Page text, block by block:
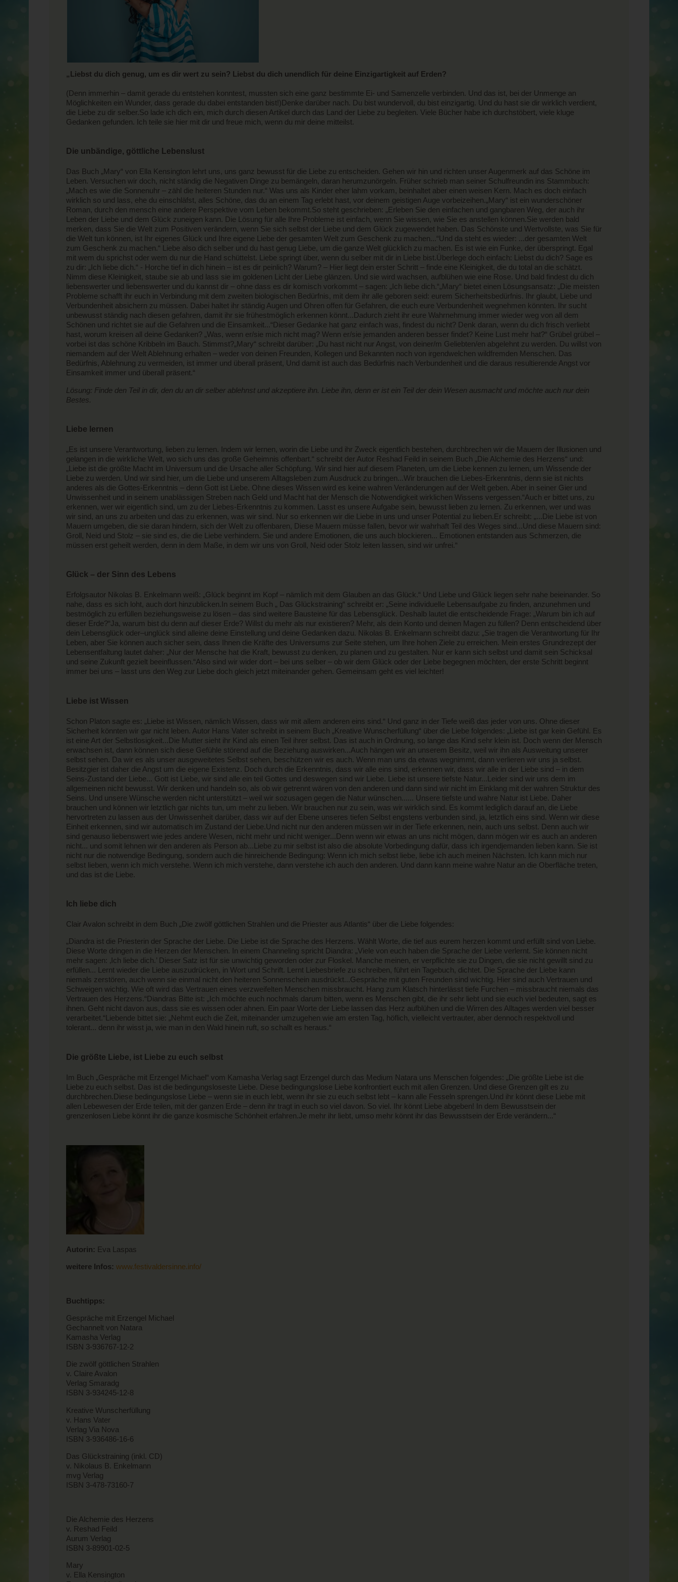
„Liebst du dich genug, um es dir wert zu sein? Liebst du dich unendlich für deine Einzigartigkeit auf Erden?
(Denn immerhin – damit gerade du entstehen konntest, mussten sich eine ganz bestimmte Ei- und Samenzelle verbinden. Und das ist, bei der Unmenge an
Möglichkeiten ein Wunder, dass gerade du dabei entstanden bist!)Denke darüber nach. Du bist wundervoll, du bist einzigartig. Und du hast sie dir wirklich verdient,
die Liebe zu dir selber.So lade ich dich ein, mich durch diesen Artikel durch das Land der Liebe zu begleiten. Viele Bücher habe ich durchstöbert, viele kluge
Gedanken gefunden. Ich teile sie hier mit dir und freue mich, wenn du mir deine mitteilst.
Die unbändige, göttliche Lebenslust
Das Buch „Mary“ von Ella Kensington lehrt uns, uns ganz bewusst für die Liebe zu entscheiden. Gehen wir hin und richten unser Augenmerk auf das Schöne im
Leben. Versuchen wir doch, nicht ständig die Negativen Dinge zu bemängeln, daran herumzunörgeln. Früher schrieb man seiner Schulfreundin ins Stammbuch:
„Mach es wie die Sonnenuhr – zähl die heiteren Stunden nur.“ Was uns als Kinder eher lahm vorkam, beinhaltet aber einen weisen Kern. Mach es doch einfach
wirklich so und lass, ehe du einschläfst, alles Schöne, das du an einem Tag erlebt hast, vor deinem geistigen Auge vorbeizeihen.„Mary“ ist ein wunderschöner
Roman, durch den mensch eine andere Perspektive vom Leben bekommt.So steht geschrieben: „Erleben Sie den einfachen und gangbaren Weg, der auch ihr
Leben der Liebe und dem Glück zuneigen kann. Die Lösung für alle Ihre Probleme ist einfach, wenn Sie wissen, wie Sie es anstellen können.Sie werden bald
merken, dass Sie die Welt zum Positiven verändern, wenn Sie sich selbst der Liebe und dem Glück zugewendet haben. Das Schönste und Wertvollste, was Sie für
die Welt tun können, ist Ihr eigenes Glück und Ihre eigene Liebe der gesamten Welt zum Geschenk zu machen...“Und da steht es wieder: ...der gesamten Welt
zum Geschenk zu machen.“ Liebe also dich selber und du hast genug Liebe, um die ganze Welt glücklich zu machen. Es ist wie ein Funke, der überspringt. Egal
mit wem du sprichst oder wem du nur die Hand schüttelst. Liebe springt über, wenn du selber mit dir in Liebe bist.Überlege doch einfach: Liebst du dich? Sage es
zu dir: „Ich liebe dich.“ - Horche tief in dich hinein – ist es dir peinlich? Warum? – Hier liegt dein erster Schritt – finde eine Kleinigkeit, die du total an die schätzt.
Nimm diese Kleinigkeit, staube sie ab und lass sie im goldenen Licht der Liebe glänzen. Und sie wird wachsen, aufblühen wie eine Rose. Und bald findest du dich
liebenswerter und liebenswerter und du kannst dir – ohne dass es dir komisch vorkommt – sagen: „Ich liebe dich.“„Mary“ bietet einen Lösungsansatz: „Die meisten
Probleme schafft ihr euch in Verbindung mit dem zweiten biologischen Bedürfnis, mit dem ihr alle geboren seid: eurem Sicherheitsbedürfnis. Ihr glaubt, Liebe und
Verbundenheit absichern zu müssen. Dabei haltet ihr ständig Augen und Ohren offen für Gefahren, die euch eure Verbundenheit wegnehmen könnten. Ihr sucht
unbewusst ständig nach diesen gefahren, damit ihr sie frühestmöglich erkennen könnt...Dadurch zieht ihr eure Wahrnehmung immer wieder weg von all dem
Schönen und richtet sie auf die Gefahren und die Einsamkeit...“Dieser Gedanke hat ganz einfach was, findest du nicht? Denk daran, wenn du dich frisch verliebt
hast, worum kreisen all deine Gedanken? „Was, wenn er/sie mich nicht mag? Wenn er/sie jemanden anderen besser findet? Keine Lust mehr hat?“ Grübel grübel –
vorbei ist das schöne Kribbeln im Bauch. Stimmst?„Mary“ schreibt darüber: „Du hast nicht nur Angst, von deiner/m Geliebten/en abgelehnt zu werden. Du willst von
niemandem auf der Welt Ablehnung erhalten – weder von deinen Freunden, Kollegen und Bekannten noch von irgendwelchen wildfremden Menschen. Das
Bedürfnis, Ablehnung zu vermeiden, ist immer und überall präsent, Und damit ist auch das Bedürfnis nach Verbundenheit und die daraus resultierende Angst vor
Einsamkeit immer und überall präsent.“
Lösung: Finde den Teil in dir, den du an dir selber ablehnst und akzeptiere ihn. Liebe ihn, denn er ist ein Teil der dein Wesen ausmacht und möchte auch nur dein
Bestes.
Liebe lernen
„Es ist unsere Verantwortung, lieben zu lernen. Indem wir lernen, worin die Liebe und ihr Zweck eigentlich bestehen, durchbrechen wir die Mauern der Illusionen und
gelangen in die wirkliche Welt, wo sich uns das große Geheimnis offenbart.“ schreibt der Autor Reshad Feild in seinem Buch „Die Alchemie des Herzens“ und:
„Liebe ist die größte Macht im Universum und die Ursache aller Schöpfung. Wir sind hier auf diesem Planeten, um die Liebe kennen zu lernen, um Wissende der
Liebe zu werden. Und wir sind hier, um die Liebe und unserem Alltagsleben zum Ausdruck zu bringen...Wir brauchen die Liebes-Erkenntnis, denn sie ist nichts
anderes als die Gottes-Erkenntnis – denn Gott ist Liebe. Ohne dieses Wissen wird es keine wahren Veränderungen auf der Welt geben. Aber in seiner Gier und
Unwissenheit und in seinem unablässigen Streben nach Geld und Macht hat der Mensch die Notwendigkeit wirklichen Wissens vergessen.“Auch er bittet uns, zu
erkennen, wer wir eigentlich sind, um zu der Liebes-Erkenntnis zu kommen. Lasst es unsere Aufgabe sein, bewusst lieben zu lernen. Zu erkennen, wer und was
wir sind, an uns zu arbeiten und das zu erkennen, was wir sind. Nur so erkennen wir die Liebe in uns und unser Potential zu lieben.Er schreibt: „...Die Liebe ist von
Mauern umgeben, die sie daran hindern, sich der Welt zu offenbaren, Diese Mauern müsse fallen, bevor wir wahrhaft Teil des Weges sind...Und diese Mauern sind:
Groll, Neid und Stolz – sie sind es, die die Liebe verhindern. Sie und andere Emotionen, die uns auch blockieren... Emotionen entstanden aus Schmerzen, die
müssen erst geheilt werden, denn in dem Maße, in dem wir uns von Groll, Neid oder Stolz leiten lassen, sind wir unfrei.“
Glück – der Sinn des Lebens
Erfolgsautor Nikolas B. Enkelmann weiß: „Glück beginnt im Kopf – nämlich mit dem Glauben an das Glück.“ Und Liebe und Glück liegen sehr nahe beieinander. So
nahe, dass es sich loht, auch dort hinzublicken.In seinem Buch „ Das Glückstraining“ schreibt er: „Seine individuelle Lebensaufgabe zu finden, anzunehmen und
bestmöglich zu erfüllen beziehungsweise zu lösen – das sind weitere Bausteine für das Lebensglück. Deshalb lautet die entscheidende Frage: „Warum bin ich auf
dieser Erde?“Ja, warum bist du denn auf dieser Erde? Willst du mehr als nur existieren? Mehr, als dein Konto und deinen Magen zu füllen? Denn entscheidend über
dein Lebensglück oder–unglück sind alleine deine Einstellung und deine Gedanken dazu. Nikolas B. Enkelmann schreibt dazu: „Sie tragen die Verantwortung für Ihr
Leben, aber Sie können auch sicher sein, dass Ihnen die Kräfte des Universums zur Seite stehen, um Ihre hohen Ziele zu erreichen. Mein erstes Grundrezept der
Lebensentfaltung lautet daher: „Nur der Mensche hat die Kraft, bewusst zu denken, zu planen und zu gestalten. Nur er kann sich selbst und damit sein Schicksal
und seine Zukunft gezielt beeinflussen.“Also sind wir wider dort – bei uns selber – ob wir dem Glück oder der Liebe begegnen möchten, der erste Schritt beginnt
immer bei uns – lasst uns den Weg zur Liebe doch gleich jetzt miteinander gehen. Gemeinsam geht es viel leichter!
Liebe ist Wissen
Schon Platon sagte es: „Liebe ist Wissen, nämlich Wissen, dass wir mit allem anderen eins sind.“ Und ganz in der Tiefe weiß das jeder von uns. Ohne dieser
Sicherheit könnten wir gar nicht leben. Autor Hans Vater schreibt in seinem Buch „Kreative Wunscherfüllung“ über die Liebe folgendes: „Liebe ist gar kein Gefühl. Es
ist eine Art der Selbstlosigkeit...Die Mutter sieht ihr Kind als einen Teil ihrer selbst. Das ist auch in Ordnung, so lange das Kind sehr klein ist. Doch wenn der Mensch
erwachsen ist, dann können sich diese Gefühle störend auf die Beziehung auswirken...Auch hängen wir an unserem Besitz, weil wir ihn als Ausweitung unserer
selbst sehen. Da wir es als unser ausgeweitetes Selbst sehen, beschützen wir es auch. Wenn man uns da etwas wegnimmt, dann verlieren wir uns ja selbst.
Besitzgier ist daher die Angst um die eigene Existenz. Doch durch die Erkenntnis, dass wir alle eins sind, erkennen wir, dass wir alle in der Liebe sind – in dem
Seins-Zustand der Liebe... Gott ist Liebe, wir sind alle ein teil Gottes und deswegen sind wir Liebe. Liebe ist unsere tiefste Natur...Leider sind wir uns dem im
allgemeinen nicht bewusst. Wir denken und handeln so, als ob wir getrennt wären von den anderen und dann sind wir nicht im Einklang mit der wahren Struktur des
Seins. Und unsere Wünsche werden nicht unterstützt – weil wir sozusagen gegen die Natur wünschen...... Unsere tiefste und wahre Natur ist Liebe. Daher
brauchen und können wir letztlich gar nichts tun, um mehr zu lieben. Wir brauchen nur zu sein, was wir wirklich sind. Es kommt lediglich darauf an, die Liebe
hervortreten zu lassen aus der Unwissenheit darüber, dass wir auf der Ebene unseres tiefen Selbst engstens verbunden sind, ja, letztlich eins sind. Wenn wir diese
Einheit erkennen, sind wir automatisch im Zustand der Liebe.Und nicht nur den anderen müssen wir in der Tiefe erkennen, nein, auch uns selbst. Denn auch wir
sind genauso liebenswert wie jedes andere Wesen, nicht mehr und nicht weniger...Denn wenn wir etwas an uns nicht mögen, dann mögen wir es auch an anderen
nicht... und somit lehnen wir den anderen als Person ab...Liebe zu mir selbst ist also die absolute Vorbedingung dafür, dass ich irgendjemanden lieben kann. Sie ist
nicht nur die notwendige Bedingung, sondern auch die hinreichende Bedingung: Wenn ich mich selbst liebe, liebe ich auch meinen Nächsten. Ich kann mich nur
selbst lieben, wenn ich mich verstehe. Wenn ich mich verstehe, dann verstehe ich auch den anderen. Und dann kann meine wahre Natur an die Oberfläche treten,
und das ist die Liebe.
Ich liebe dich
Clair Avalon schreibt in dem Buch „Die zwölf göttlichen Strahlen und die Priester aus Atlantis“ über die Liebe folgendes:
„Diandra ist die Priesterin der Sprache der Liebe. Die Liebe ist die Sprache des Herzens. Wählt Worte, die tief aus eurem herzen kommt und erfüllt sind von Liebe.
Diese Worte dringen in die Herzen der Menschen. In einem Channeling spricht Diandra: „Viele von euch haben die Sprache der Liebe verlernt. Sie können nicht
mehr sagen: ‚Ich liebe dich.’ Dieser Satz ist für sie unwichtig geworden oder zur Floskel. Manche meinen, er verpflichte sie zu Dingen, die sie nicht gewillt sind zu
erfüllen... Lernt wieder die Liebe auszudrücken, in Wort und Schrift. Lernt Liebesbriefe zu schreiben, führt ein Tagebuch, dichtet. Die Sprache der Liebe kann
niemals zerstören, auch wenn sie einmal nicht den heiteren Sonnenschein ausdrückt...Gespräche mit guten Freunden sind wichtig. Hier sind auch Vertrauen und
Schweigen wichtig. Wie oft wird das Vertrauen eines verzweifelten Menschen missbraucht. Hang zum Klatsch hinterlässt tiefe Furchen – missbraucht niemals das
Vertrauen des Herzens.“Diandras Bitte ist: „Ich möchte euch nochmals darum bitten, wenn es Menschen gibt, die ihr sehr liebt und sie euch viel bedeuten, sagt es
ihnen. Geht nicht davon aus, dass sie es wissen oder ahnen. Ein paar Worte der Liebe lassen das Herz aufblühen und die Wirren des Alltages werden viel besser
verarbeitet.“Liebende bittet sie: „Nehmt euch die Zeit, miteinander umzugehen wie am ersten Tag, höflich, vielleicht vertrauter, aber dennoch respektvoll und
tolerant... denn ihr wisst ja, wie man in den Wald hinein ruft, so schallt es heraus.“
Die größte Liebe, ist Liebe zu euch selbst
Im Buch „Gespräche mit Erzengel Michael“ vom Kamasha Verlag sagt Erzengel durch das Medium Natara uns Menschen folgendes: „Die größte Liebe ist die
Liebe zu euch selbst. Das ist die bedingungsloseste Liebe. Diese bedingungslose Liebe konfrontiert euch mit allen Grenzen. Und diese Grenzen gilt es zu
durchbrechen.Diese bedingungslose Liebe – wenn sie in euch lebt, wenn ihr sie zu euch selbst lebt – kann alle Fesseln sprengen.Und ihr könnt diese Liebe mit
allen Lebewesen der Erde teilen, mit der ganzen Erde – denn ihr tragt in euch so viel davon. So viel. Ihr könnt Liebe abgeben! In dem Bewusstsein der
grenzenlosen Liebe könnt ihr die ganze kosmische Schönheit erfahren.Je mehr ihr liebt, umso mehr könnt ihr das Bewusstsein der Erde verändern...“
Autorin: Eva Laspas
weitere Infos: www.festivaldersinne.info/
Buchtipps:
Gespräche mit Erzengel Michael
Gechannelt von Natara
Kamasha Verlag
ISBN 3-936767-12-2
Die zwölf göttlichen Strahlen
v. Claire Avalon
Verlag Smaradg
ISBN 3-934245-12-8
Kreative Wunscherfüllung
v. Hans Vater
Verlag Via Nova
ISBN 3-936486-16-6
Das Glückstraining (inkl. CD)
v. Nikolaus B. Enkelmann
mvg Verlag
ISBN 3-478-73160-7
Die Alchemie des Herzens
v. Reshad Feild
Aurum Verlag
ISBN 3-89901-02-5
Mary
v. Ella Kensington